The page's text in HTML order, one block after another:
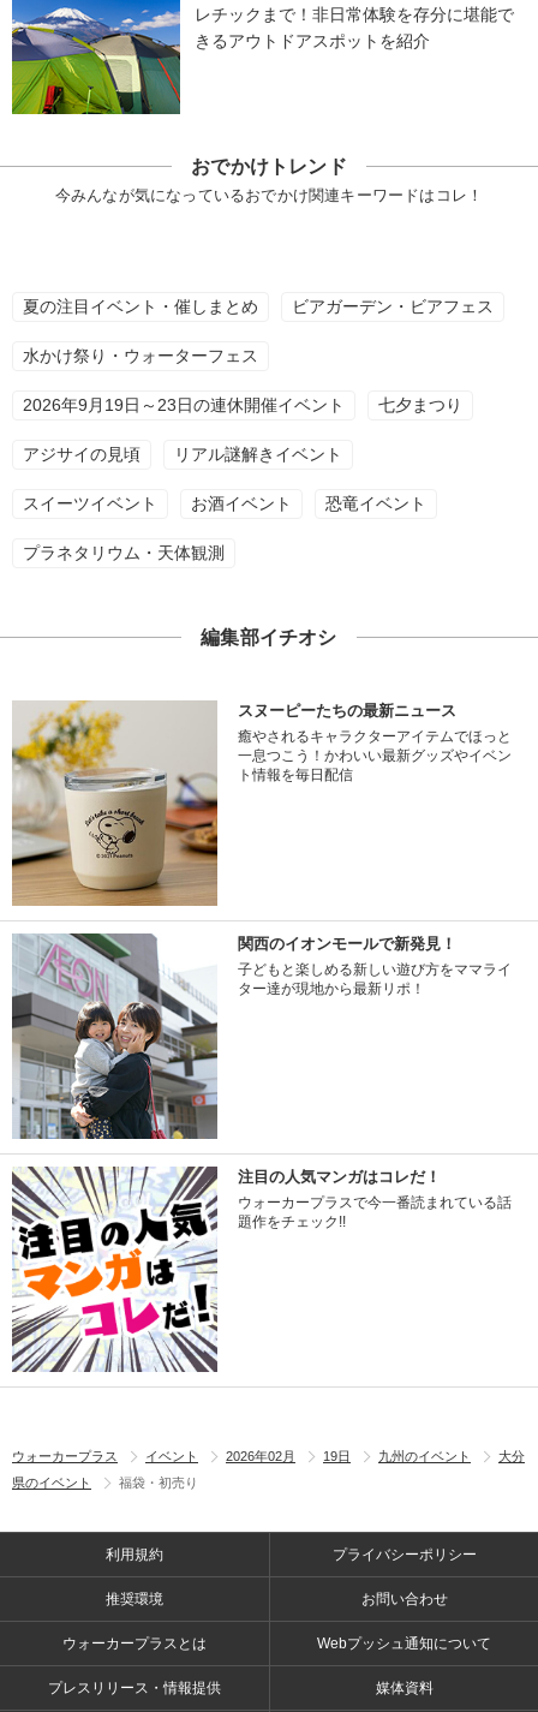
レチックまで！非日常体験を存分に堪能で
きるアウトドアスポットを紹介
おでかけトレンド
今みんなが気になっているおでかけ関連キーワードはコレ！
夏の注目イベント・催しまとめ ビアガーデン・ビアフェス
水かけ祭り・ウォーターフェス
2026年9月19日～23日の連休開催イベント 七夕まつり
アジサイの見頃 リアル謎解きイベント
スイーツイベント お酒イベント 恐竜イベント
プラネタリウム・天体観測
編集部イチオシ
スヌーピーたちの最新ニュース
癒やされるキャラクターアイテムでほっと
一息つこう！かわいい最新グッズやイベン
ト情報を毎日配信
関西のイオンモールで新発見！
子どもと楽しめる新しい遊び方をママライ
ター達が現地から最新リポ！
注目の人気マンガはコレだ！
ウォーカープラスで今一番読まれている話
題作をチェック!!
ウォーカープラス イベント 2026年02月 19日 九州のイベント
大分
県のイベント
福袋・初売り
利用規約 プライバシーポリシー
推奨環境 お問い合わせ
ウォーカープラスとは Webプッシュ通知について
プレスリリース・情報提供 媒体資料